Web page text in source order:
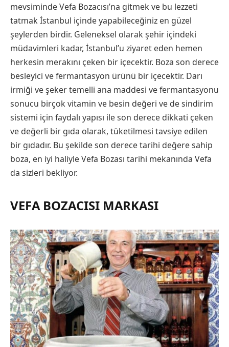
mevsiminde Vefa Bozacısı’na gitmek ve bu lezzeti
tatmak İstanbul içinde yapabileceğiniz en güzel
şeylerden birdir. Geleneksel olarak şehir içindeki
müdavimleri kadar, İstanbul’u ziyaret eden hemen
herkesin merakını çeken bir içecektir. Boza son derece
besleyici ve fermantasyon ürünü bir içecektir. Darı
irmiği ve şeker temelli ana maddesi ve fermantasyonu
sonucu birçok vitamin ve besin değeri ve de sindirim
sistemi için faydalı yapısı ile son derece dikkati çeken
ve değerli bir gıda olarak, tüketilmesi tavsiye edilen
bir gıdadır. Bu şekilde son derece tarihi değere sahip
boza, en iyi haliyle Vefa Bozası tarihi mekanında Vefa
da sizleri bekliyor.
VEFA BOZACISI MARKASI